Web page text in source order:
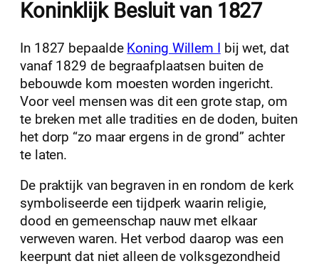
Koninklijk Besluit van 1827
In 1827 bepaalde Koning Willem I
bij wet, dat
vanaf 1829 de begraafplaatsen buiten de
bebouwde kom moesten worden ingericht.
Voor veel mensen was dit een grote stap, om
te breken met alle tradities en de doden, buiten
het dorp “zo maar ergens in de grond” achter
te laten.
De praktijk van begraven in en rondom de kerk
symboliseerde een tijdperk waarin religie,
dood en gemeenschap nauw met elkaar
verweven waren. Het verbod daarop was een
keerpunt dat niet alleen de volksgezondheid